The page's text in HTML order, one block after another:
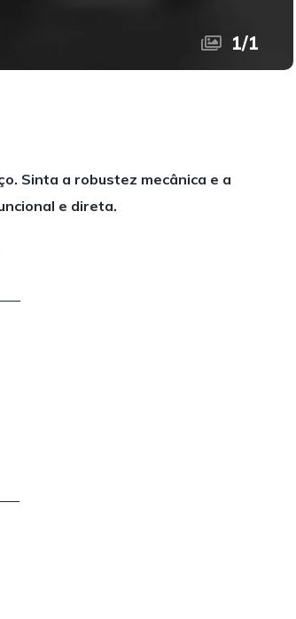
1/1
Sinta a robustez mecânica e a
e direta.